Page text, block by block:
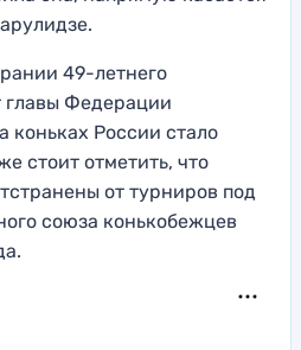
49-летнего
главы Федерации
коньках России стало
стоит отметить, что
от турниров под
союза конькобежцев